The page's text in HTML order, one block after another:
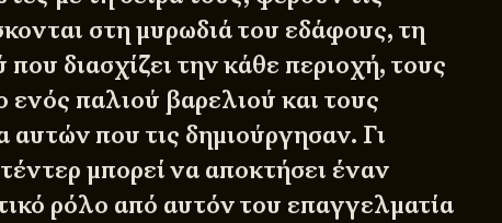
στη μυρωδιά του εδάφους, τη
που διασχίζει την κάθε περιοχή, τους
ενός παλιού βαρελιού και τους
αυτών που τις δημιούργησαν. Γι
μπορεί να αποκτήσει έναν
ρόλο από αυτόν του επαγγελματία